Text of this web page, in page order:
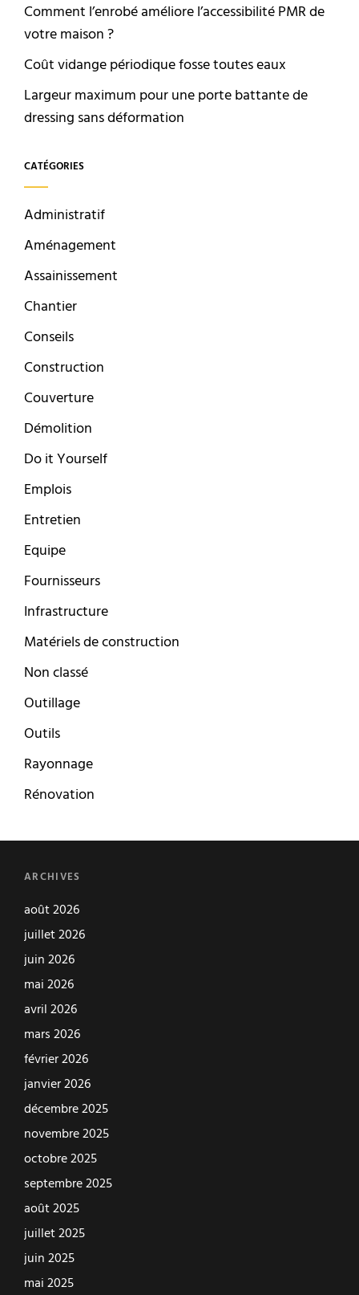
Comment l’enrobé améliore l’accessibilité PMR de
votre maison ?
Coût vidange périodique fosse toutes eaux
Largeur maximum pour une porte battante de
dressing sans déformation
CATÉGORIES
Administratif
Aménagement
Assainissement
Chantier
Conseils
Construction
Couverture
Démolition
Do it Yourself
Emplois
Entretien
Equipe
Fournisseurs
Infrastructure
Matériels de construction
Non classé
Outillage
Outils
Rayonnage
Rénovation
ARCHIVES
août 2026
juillet 2026
juin 2026
mai 2026
avril 2026
mars 2026
février 2026
janvier 2026
décembre 2025
novembre 2025
octobre 2025
septembre 2025
août 2025
juillet 2025
juin 2025
mai 2025